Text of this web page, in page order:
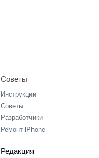
Советы
Инструкции
Советы
Разработчики
Ремонт iPhone
Редакция